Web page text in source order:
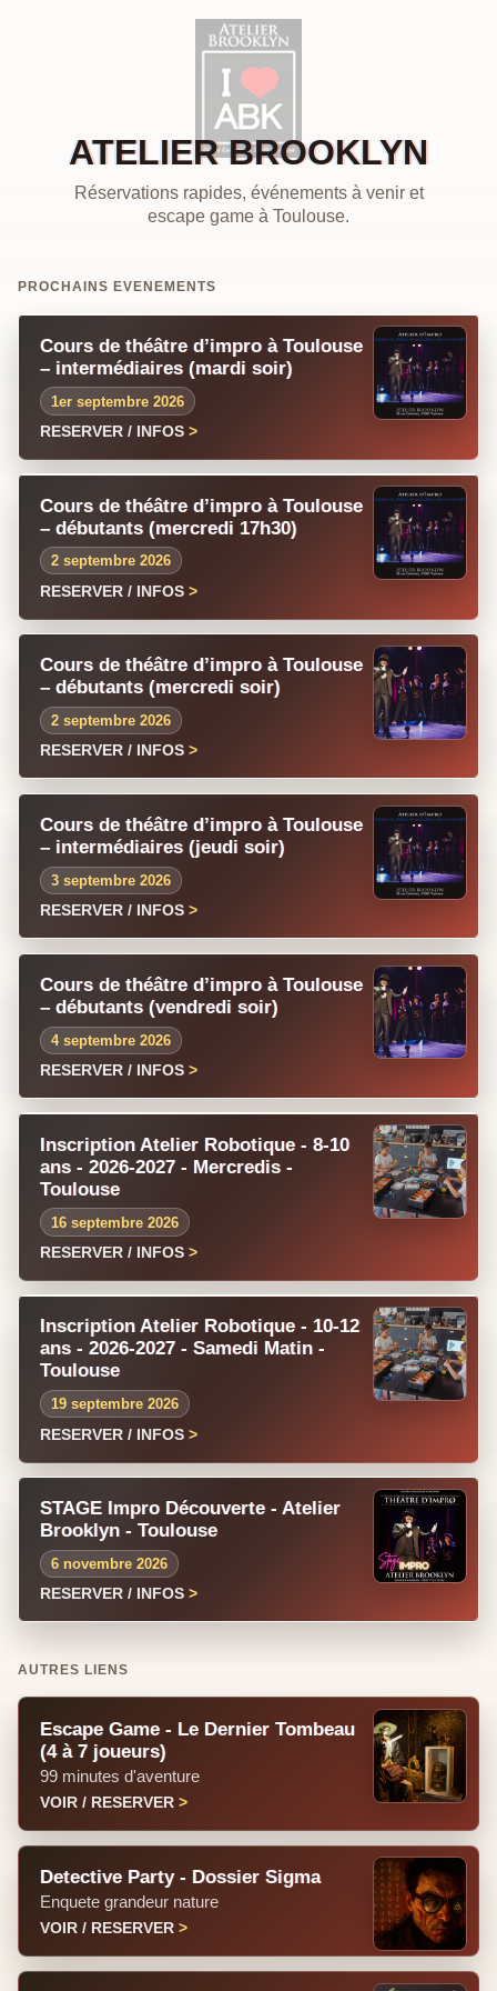
ATELIER BROOKLYN
Réservations rapides, événements à venir et
escape game à Toulouse.
PROCHAINS EVENEMENTS
Cours de théâtre d’impro à Toulouse
– intermédiaires (mardi soir)
1er septembre 2026
RESERVER / INFOS
Cours de théâtre d’impro à Toulouse
– débutants (mercredi 17h30)
2 septembre 2026
RESERVER / INFOS
Cours de théâtre d’impro à Toulouse
– débutants (mercredi soir)
2 septembre 2026
RESERVER / INFOS
Cours de théâtre d’impro à Toulouse
– intermédiaires (jeudi soir)
3 septembre 2026
RESERVER / INFOS
Cours de théâtre d’impro à Toulouse
– débutants (vendredi soir)
4 septembre 2026
RESERVER / INFOS
Inscription Atelier Robotique - 8-10
ans - 2026-2027 - Mercredis -
Toulouse
16 septembre 2026
RESERVER / INFOS
Inscription Atelier Robotique - 10-12
ans - 2026-2027 - Samedi Matin -
Toulouse
19 septembre 2026
RESERVER / INFOS
STAGE Impro Découverte - Atelier
Brooklyn - Toulouse
6 novembre 2026
RESERVER / INFOS
AUTRES LIENS
Escape Game - Le Dernier Tombeau
(4 à 7 joueurs)
99 minutes d'aventure
VOIR / RESERVER
Detective Party - Dossier Sigma
Enquete grandeur nature
VOIR / RESERVER